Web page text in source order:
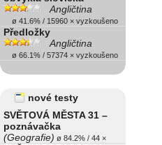
Angličtina
ø 41.6% / 15960 × vyzkoušeno
Předložky
Angličtina
ø 66.1% / 57374 × vyzkoušeno
nové testy
SVĚTOVÁ MĚSTA 31 –
poznávačka
(Geografie) ø 84.2% / 44 ×